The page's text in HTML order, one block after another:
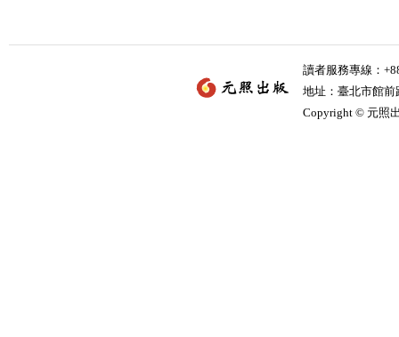
讀者服務專線：
地址：臺北市館
Copyright © 元照